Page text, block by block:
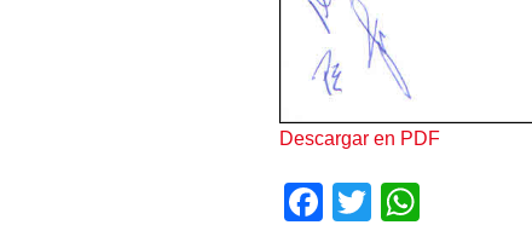
Descargar en PDF
F
T